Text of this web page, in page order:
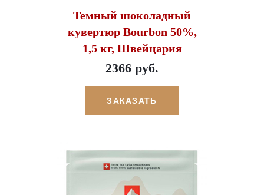
Темный шоколадный
кувертюр Bourbon 50%,
1,5 кг, Швейцария
2366 руб.
ЗАКАЗАТЬ